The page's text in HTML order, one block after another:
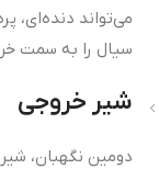
می‌تواند دنده‌ای،
سیال را به سمت
شیر خروجی
دومین نگهبان،